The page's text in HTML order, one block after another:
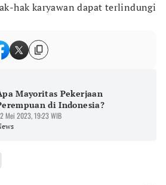
hak karyawan dapat terlindungi
Mayoritas Pekerjaan
di Indonesia?
Mei 2023, 19:23 WIB